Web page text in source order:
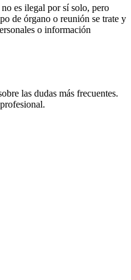
es ilegal por sí solo, pero
de órgano o reunión se trate y
o información
las dudas más frecuentes.